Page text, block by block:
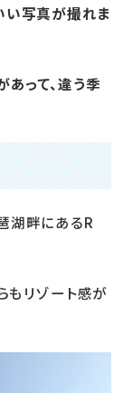
い写真が撮れま
って、違う季
湖畔にあるR
もリゾート感が